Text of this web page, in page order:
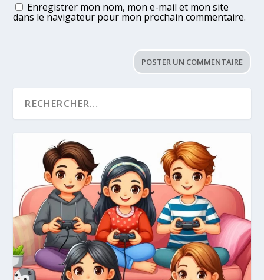
Enregistrer mon nom, mon e-mail et mon site
dans le navigateur pour mon prochain commentaire.